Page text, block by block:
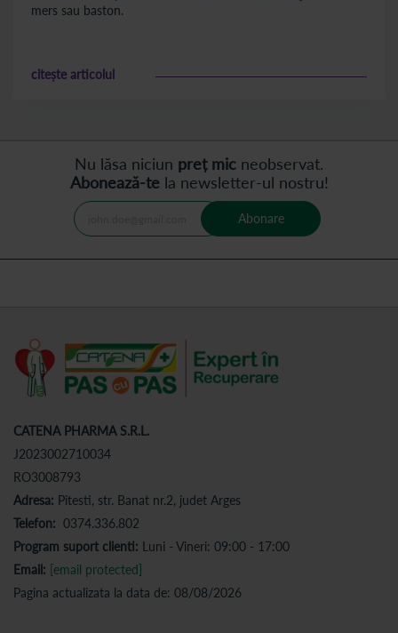
mers sau baston.
citește articolul
Nu lăsa niciun preț mic neobservat.
Abonează-tela newsletter-ul nostru!
Abonare
CATENA PHARMA S.R.L.
J2023002710034
RO3008793
Adresa: Pitesti, str. Banat nr.2, judet Arges
Telefon: 0374.336.802
Program suport clienti: Luni - Vineri: 09:00 - 17:00
Email: [email protected]
Pagina actualizata la data de: 08/08/2026